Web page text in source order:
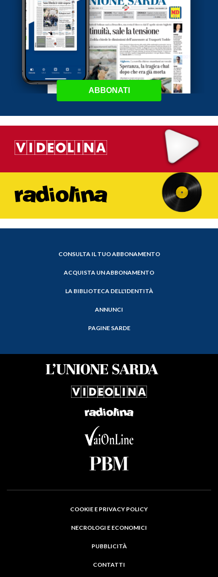
ABBONATI
CONSULTA IL TUO ABBONAMENTO
ACQUISTA UN ABBONAMENTO
LA BIBLIOTECA DELL'IDENTITÀ
ANNUNCI
PAGINE SARDE
COOKIE E PRIVACY POLICY
NECROLOGI E ECONOMICI
PUBBLICITÀ
CONTATTI